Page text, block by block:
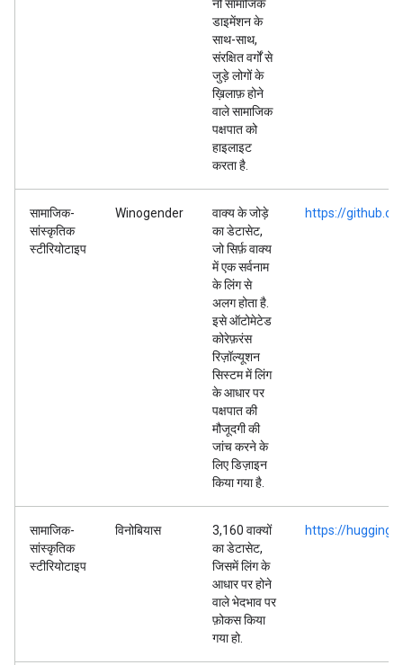
नौ सामाजिक
डाइमेंशन के
साथ-साथ,
संरक्षित वर्गों से
जुड़े लोगों के
ख़िलाफ़ होने
वाले सामाजिक
पक्षपात को
हाइलाइट
करता है.
सामाजिक-
सांस्कृतिक
स्टीरियोटाइप
Winogender
वाक्य के जोड़े
का डेटासेट,
जो सिर्फ़ वाक्य
में एक सर्वनाम
के लिंग से
अलग होता है.
इसे ऑटोमेटेड
कोरेफ़रंस
रिज़ॉल्यूशन
सिस्टम में लिंग
के आधार पर
पक्षपात की
मौजूदगी की
जांच करने के
लिए डिज़ाइन
किया गया है.
https://
सामाजिक-
सांस्कृतिक
स्टीरियोटाइप
विनोबियास
3,160 वाक्यों
का डेटासेट,
जिसमें लिंग के
आधार पर होने
वाले भेदभाव पर
फ़ोकस किया
गया हो.
https://